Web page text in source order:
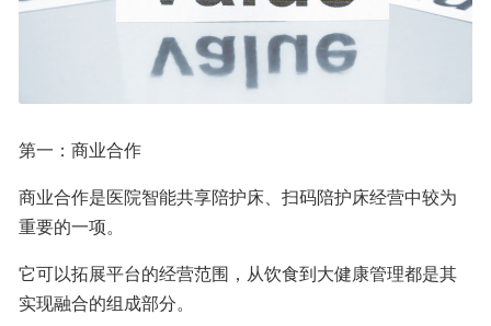
第一：商业合作
商业合作是医院智能共享陪护床、扫码陪护床经营中较为
重要的一项。
它可以拓展平台的经营范围，从饮食到大健康管理都是其
实现融合的组成部分。